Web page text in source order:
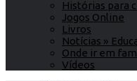
Histórias para
Jogos Online
Livros
Notícias »
Onde ir em
Vídeos